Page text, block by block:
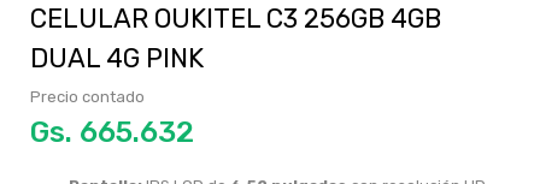
CELULAR OUKITEL C3 256GB 4GB
DUAL 4G PINK
Precio contado
Gs.